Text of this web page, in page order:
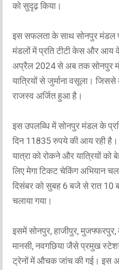
को सुदृढ़ किया।
इस सफलता के साथ सोनपुर मंडल
मंडलों में प्रति टीटी केस और
अप्रैल 2024 से अब तक सोनपुर
यात्रियों से जुर्माना वसूला।
राजस्व अर्जित हुआ है।
इस उपलब्धि में सोनपुर मंडल के
दिन 11835 रुपये की आय रही है।
यात्रा को रोकने और यात्रियों
लिए मेगा टिकट चेकिंग अभियान
दिसंबर को सुबह 6 बजे से रात 10
चलाया गया।
इसमें सोनपुर, हाजीपुर, मुजफ्फरपुर,
मानसी, नवगछिया जैसे प्रमुख
ट्रेनों में औचक जांच की गई। इस